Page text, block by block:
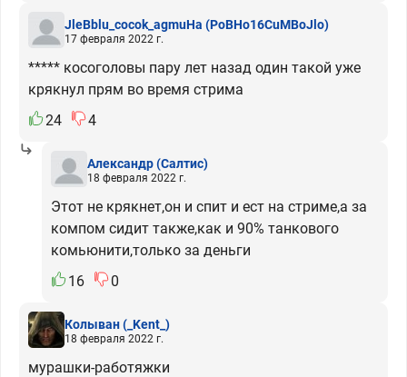
JleBblu_cocok_agmuHa (PoBHo16CuMBoJlo)
17 февраля 2022 г.
***** косоголовы пару лет назад один такой уже
крякнул прям во время стрима
24
4
Александр(Салтис)
18 февраля 2022 г.
Этот не крякнет,он и спит и ест на стриме,а за
компом сидит также,как и 90% танкового
комьюнити,только за деньги
16
0
Колыван(_Kent_)
18 февраля 2022 г.
мурашки-работяжки